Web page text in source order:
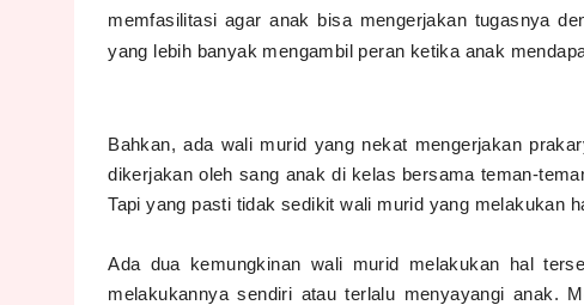
memfasilitasi agar anak bisa mengerjakan tugasnya
yang lebih banyak mengambil peran ketika anak
Bahkan, ada wali murid yang nekat mengerjakan
dikerjakan oleh sang anak di kelas bersama teman-
Tapi yang pasti tidak sedikit wali murid yang melakukan
Ada dua kemungkinan wali murid melakukan hal
melakukannya sendiri atau terlalu menyayangi anak.